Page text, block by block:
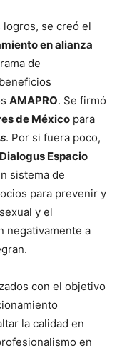
logros, se creó el
en alianza
de
AMAPRO. Se firmó
de México para
. Por si fuera poco,
Dialogus Espacio
sistema de
para prevenir y
y el
negativamente a
con el objetivo
la calidad en
en